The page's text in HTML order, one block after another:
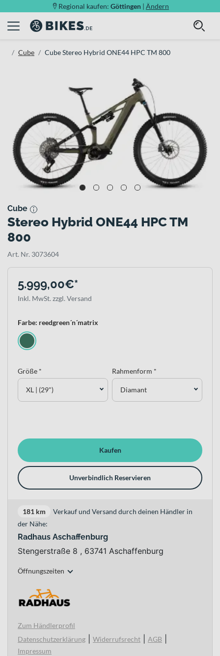
Regional kaufen: Göttingen | Ändern
Cube Cube Stereo Hybrid ONE44 HPC TM 800
Cube
Stereo Hybrid ONE44 HPC TM
800
Art. Nr. 3073604
5.999,00€*
Inkl. MwSt. zzgl. Versand
Farbe: reedgreen´n´matrix
Größe *
XL | (29")
Rahmenform *
Diamant
Kaufen
Unverbindlich Reservieren
181 km
Verkauf und Versand durch deinen Händler in
der Nähe:
Radhaus Aschaffenburg
Stengerstraße 8 , 63741 Aschaffenburg
Öffnungszeiten
Zum Händlerprofil
Datenschutzerklärung
Widerrufsrecht AGB
Impressum